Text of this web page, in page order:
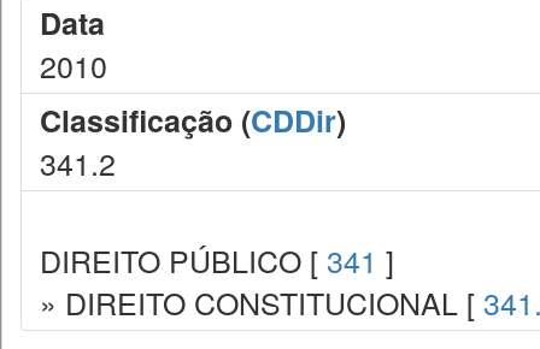
Data
2010
Classificação (CDDir)
341.2
DIREITO PÚBLICO [ 341 ]
» DIREITO CONSTITUCIONAL [